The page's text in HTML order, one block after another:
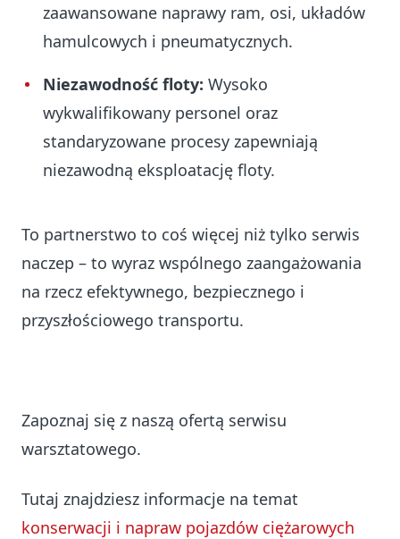
zaawansowane naprawy ram, osi, układów
hamulcowych i pneumatycznych.
Niezawodność floty: Wysoko
wykwalifikowany personel oraz
standaryzowane procesy zapewniają
niezawodną eksploatację floty.
To partnerstwo to coś więcej niż tylko serwis
naczep – to wyraz wspólnego zaangażowania
na rzecz efektywnego, bezpiecznego i
przyszłościowego transportu.
Zapoznaj się z naszą ofertą serwisu
warsztatowego.
Tutaj znajdziesz informacje na temat
konserwacji i napraw pojazdów ciężarowych